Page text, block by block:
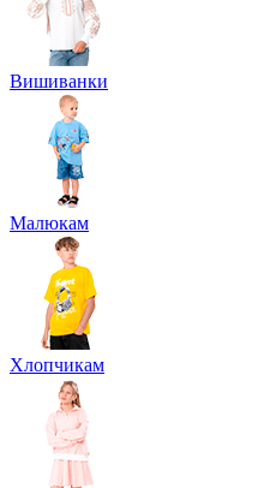
Вишиванки
Малюкам
Хлопчикам